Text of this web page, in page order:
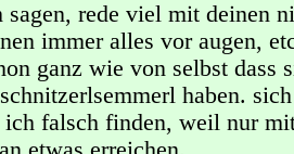
rede viel mit deinen
immer alles vor augen,
ganz wie von selbst dass
haben.
ich falsch finden, weil nur